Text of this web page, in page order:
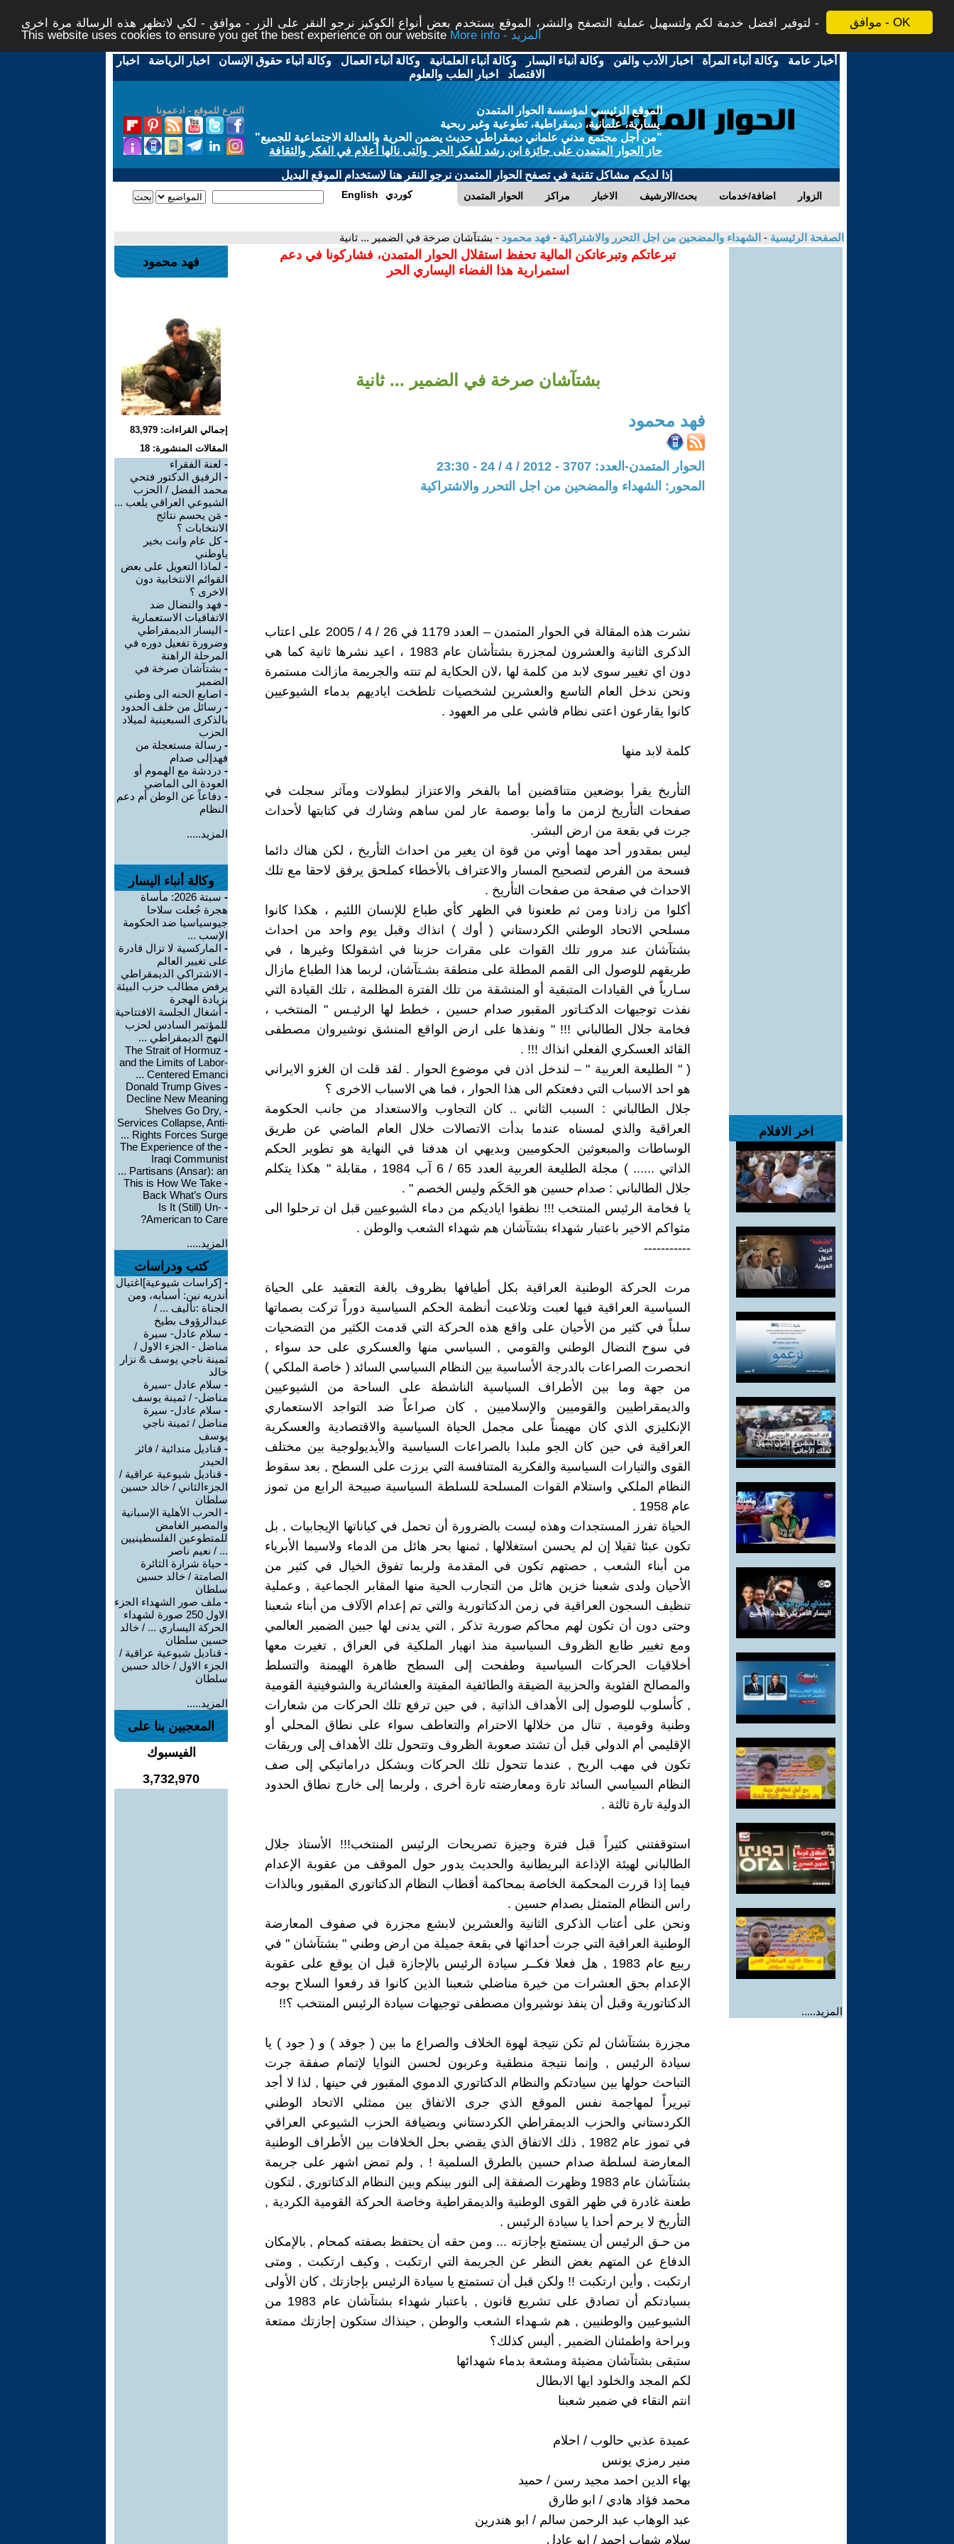
موافق - OK
لتوفير افضل خدمة لكم ولتسهيل عملية التصفح والنشر، الموقع يستخدم بعض أنواع الكوكيز نرجو النقر على الزر - موافق - لكي لاتظهر هذه الرسالة مرة اخرى -
This website uses cookies to ensure you get the best experience on our website
More info - المزيد
أخبار عامة -وكالة أنباء المرأة - اخبار الأدب والفن -وكالة أنباء اليسار -وكالة أنباء العلمانية -وكالة أنباء العمال -وكالة أنباء حقوق الإنسان - اخبار الرياضة - اخبار
الاقتصاد - اخبار الطب والعلوم
التبرع للموقع - ادعمونا
الموقع الرئيسي لمؤسسة الحوار المتمدن
يسارية، علمانية، ديمقراطية، تطوعية وغير ربحية
"من أجل مجتمع مدني علماني ديمقراطي حديث يضمن الحرية والعدالة الاجتماعية للجميع"
حاز الحوار المتمدن على جائزة ابن رشد للفكر الحر والتى نالها أعلام في الفكر والثقافة
إذا لديكم مشاكل تقنية في تصفح الحوار المتمدن نرجو النقر هنا لاستخدام الموقع البديل
الحوار المتمدن مراكز الاخبار بحث/الارشيف اضافة/خدمات الزوار English كوردي
الصفحة الرئيسية - الشهداء والمضحين من اجل التحرر والاشتراكية - فهد محمود - بشتآشان صرخة في الضمير ... ثانية
اخر الافلام
المزيد.....
تبرعاتكم وتبرعاتكن المالية تحفظ استقلال الحوار المتمدن، فشاركونا في دعم
استمرارية هذا الفضاء اليساري الحر
بشتآشان صرخة في الضمير ... ثانية
فهد محمود
الحوار المتمدن-العدد: 3707 - 2012 / 4 / 24 - 23:30
المحور: الشهداء والمضحين من اجل التحرر والاشتراكية
نشرت هذه المقالة في الحوار المتمدن – العدد 1179 في 26 / 4 / 2005 على اعتاب
الذكرى الثانية والعشرون لمجزرة بشتأشان عام 1983 ، اعيد نشرها ثانية كما هي
دون اي تغيير سوى لابد من كلمة لها ،لان الحكاية لم تنته والجريمة مازالت مستمرة
ونحن ندخل العام التاسع والعشرين لشخصيات تلطخت اياديهم بدماء الشيوعيين
كانوا يقارعون اعتى نظام فاشي على مر العهود .
كلمة لابد منها
التأريخ يقرأ بوضعين متناقضين أما بالفخر والاعتزاز لبطولات ومآثر سجلت في
صفحات التأريخ لزمن ما وأما بوصمة عار لمن ساهم وشارك في كتابتها لأحداث
جرت في بقعة من ارض البشر.
ليس بمقدور أحد مهما أوتي من قوة ان يغير من احداث التأريخ ، لكن هناك دائما
فسحة من الفرص لتصحيح المسار والاعتراف بالأخطاء كملحق يرفق لاحقا مع تلك
الاحداث في صفحة من صفحات التأريخ .
أكلوا من زادنا ومن ثم طعنونا في الظهر كأي طباع للإنسان اللئيم ، هكذا كانوا
مسلحي الاتحاد الوطني الكردستاني ( أوك ) انذاك وقبل يوم واحد من احداث
بشتآشان عند مرور تلك القوات على مقرات حزبنا في اشقولكا وغيرها ، في
طريقهم للوصول الى القمم المطلة على منطقة بشـتآشان، لربما هذا الطباع مازال
سـارياً في القيادات المتبقية أو المنشقة من تلك الفترة المظلمة ، تلك القيادة التي
نفذت توجيهات الدكتـاتور المقبور صدام حسين ، خطط لها الرئيـس " المنتخب ،
فخامة جلال الطالباني !!! " ونفذها على ارض الواقع المنشق نوشيروان مصطفى
القائد العسكري الفعلي انذاك !!! .
( " الطليعة العربية " – لندخل اذن في موضوع الحوار . لقد قلت ان الغزو الايراني
هو احد الاسباب التي دفعتكم الى هذا الحوار ، فما هي الاسباب الاخرى ؟
جلال الطالباني : السبب الثاني .. كان التجاوب والاستعداد من جانب الحكومة
العراقية والذي لمسناه عندما بدأت الاتصالات خلال العام الماضي عن طريق
الوساطات والمبعوثين الحكوميين وبديهي ان هدفنا في النهاية هو تطوير الحكم
الذاتي ...... ) مجلة الطليعة العربية العدد 65 / 6 آب 1984 ، مقابلة " هكذا يتكلم
جلال الطالباني : صدام حسين هو الحَكَم وليس الخصم " .
يا فخامة الرئيس المنتخب !!! نظفوا اياديكم من دماء الشيوعيين قبل ان ترحلوا الى
مثواكم الاخير باعتبار شهداء بشتآشان هم شهداء الشعب والوطن .
-----------
مرت الحركة الوطنية العراقية بكل أطيافها بظروف بالغة التعقيد على الحياة
السياسية العراقية فيها لعبت وتلاعبت أنظمة الحكم السياسية دوراً تركت بصماتها
سلباً في كثير من الأحيان على واقع هذه الحركة التي قدمت الكثير من التضحيات
في سوح النضال الوطني والقومي , السياسي منها والعسكري على حد سواء ,
انحصرت الصراعات بالدرجة الأساسية بين النظام السياسي السائد ( خاصة الملكي )
من جهة وما بين الأطراف السياسية الناشطة على الساحة من الشيوعيين
والديمقراطيين والقوميين والإسلاميين , كان صراعاً ضد التواجد الاستعماري
الإنكليزي الذي كان مهيمناً على مجمل الحياة السياسية والاقتصادية والعسكرية
العراقية في حين كان الجو ملبدا بالصراعات السياسية والأيديولوجية بين مختلف
القوى والتيارات السياسية والفكرية المتنافسة التي برزت على السطح , بعد سقوط
النظام الملكي واستلام القوات المسلحة للسلطة السياسية صبيحة الرابع من تموز
عام 1958 .
الحياة تفرز المستجدات وهذه ليست بالضرورة أن تحمل في كياناتها الإيجابيات , بل
تكون عبئا ثقيلا إن لم يحسن استغلالها , ثمنها بحر هائل من الدماء ولاسيما الأبرياء
من أبناء الشعب , حصتهم تكون في المقدمة ولربما تفوق الخيال في كثير من
الأحيان ولدى شعبنا خزين هائل من التجارب الحية منها المقابر الجماعية , وعملية
تنظيف السجون العراقية في زمن الدكتاتورية والتي تم إعدام الآلاف من أبناء شعبنا
وحتى دون أن تكون لهم محاكم صورية تذكر , التي يدنى لها جبين الضمير العالمي
ومع تغيير طابع الظروف السياسية منذ انهيار الملكية في العراق , تغيرت معها
أخلاقيات الحركات السياسية وطفحت إلى السطح ظاهرة الهيمنة والتسلط
والمصالح الفئوية والحزبية الضيقة والطائفية المقيتة والعشائرية والشوفينية القومية
, كأسلوب للوصول إلى الأهداف الذاتية , في حين ترفع تلك الحركات من شعارات
وطنية وقومية , تنال من خلالها الاحترام والتعاطف سواء على نطاق المحلي أو
الإقليمي أم الدولي قبل أن تشتد صعوبة الظروف وتتحول تلك الأهداف إلى وريقات
تكون في مهب الريح , عندما تتحول تلك الحركات وبشكل دراماتيكي إلى صف
النظام السياسي السائد تارة ومعارضته تارة أخرى , ولربما إلى خارج نطاق الحدود
الدولية تارة ثالثة .
استوقفتني كثيراً قبل فترة وجيزة تصريحات الرئيس المنتخب!!! الأستاذ جلال
الطالباني لهيئة الإذاعة البريطانية والحديث يدور حول الموقف من عقوبة الإعدام
فيما إذا قررت المحكمة الخاصة بمحاكمة أقطاب النظام الدكتاتوري المقبور وبالذات
راس النظام المتمثل بصدام حسين .
ونحن على أعتاب الذكرى الثانية والعشرين لابشع مجزرة في صفوف المعارضة
الوطنية العراقية التي جرت أحداثها في بقعة جميلة من ارض وطني " بشتآشان " في
ربيع عام 1983 , هل فعلا فكــر سيادة الرئيس بالإجازة قبل ان يوقع على عقوبة
الإعدام بحق العشرات من خيرة مناضلي شعبنا الذين كانوا قد رفعوا السلاح بوجه
الدكتاتورية وقبل أن ينفذ نوشيروان مصطفى توجيهات سيادة الرئيس المنتخب ؟!!
مجزرة بشتآشان لم تكن نتيجة لهوة الخلاف والصراع ما بين ( جوقد ) و ( جود ) يا
سيادة الرئيس , وإنما نتيجة منطقية وعربون لحسن النوايا لإتمام صفقة جرت
التباحث حولها بين سيادتكم والنظام الدكتاتوري الدموي المقبور في حينها , لذا لا أجد
تبريراً لمهاجمة نفس الموقع الذي جرى الاتفاق بين ممثلي الاتحاد الوطني
الكردستاني والحزب الديمقراطي الكردستاني وبضيافة الحزب الشيوعي العراقي
في تموز عام 1982 , ذلك الاتفاق الذي يقضي بحل الخلافات بين الأطراف الوطنية
المعارضة لسلطة صدام حسين بالطرق السلمية ! , ولم تمض اشهر على جريمة
بشتآشان عام 1983 وظهرت الصفقة إلى النور بينكم وبين النظام الدكتاتوري , لتكون
طعنة غادرة في ظهر القوى الوطنية والديمقراطية وخاصة الحركة القومية الكردية ,
التأريخ لا يرحم أحدا يا سيادة الرئيس .
من حـق الرئيس أن يستمتع بإجازته ... ومن حقه أن يحتفظ بصفته كمحام , بالإمكان
الدفاع عن المتهم بغض النظر عن الجريمة التي ارتكبت , وكيف ارتكبت , ومتى
ارتكبت , وأين ارتكبت !! ولكن قبل أن تستمتع يا سيادة الرئيس بإجازتك , كان الأولى
بسيادتكم أن تصادق على تشريع قانون , باعتبار شهداء بشتآشان عام 1983 من
الشيوعيين والوطنيين , هم شـهداء الشعب والوطن , حينذاك ستكون إجازتك ممتعة
وبراحة واطمئنان الضمير , أليس كذلك؟
ستبقى بشتآشان مضيئة ومشعة بدماء شهدائها
لكم المجد والخلود ايها الابطال
انتم النقاء في ضمير شعبنا
عميدة عذبي حالوب / احلام
منير رمزي يونس
بهاء الدين احمد مجيد رسن / حميد
محمد فؤاد هادي / ابو طارق
عبد الوهاب عبد الرحمن سالم / ابو هندرين
سلام شهاب احمد / ابو عادل
فهد محمود
إجمالي القراءات: 83,979
المقالات المنشورة: 18
- لعنة الفقراء
- الرفيق الدكتور فتحي
محمد الفضل / الحزب
الشيوعي العراقي يلعب ...
- مَن يحسم نتائج
الانتخابات ؟
-كل عام وانت بخير
ياوطني
- لماذا التعويل على بعض
القوائم الانتخابية دون
الاخرى ؟
- فهد والنضال ضد
الاتفاقيات الاستعمارية
- اليسار الديمقراطي
وضرورة تفعيل دوره في
المرحلة الراهنة
- بشتآشان صرخة في
الضمير
- اصابع الحنه الى وطني
- رسائل من خلف الحدود
بالذكرى السبعينية لميلاد
الحزب
- رسالة مستعجلة من
فهدإلى صدام
- دردشة مع الهموم أو
العودة الى الماضي
- دفاعاً عن الوطن أم دعم
النظام
المزيد.....
وكالة أنباء اليسار
-
سبتة 2026: مأساة
هجرة جُعلت سلاحا
جيوسياسيا ضد الحكومة
الإسب ...
- الماركسية لا تزال قادرة
على تغيير العالم
- الاشتراكي الديمقراطي
يرفض مطالب حزب البيئة
بزيادة الهجرة
- أشغال الجلسة الافتتاحية
للمؤتمر السادس لحزب
النهج الديمقراطي ...
-
The Strait of Hormuz
and the Limits of Labor-
Centered Emanci ...
-
Donald Trump Gives
Decline New Meaning
-
Shelves Go Dry,
Services Collapse, Anti-
Rights Forces Surge ...
-
The Experience of the
Iraqi Communist
Partisans (Ansar): an ...
-
This is How We Take
Back What’s Ours
-
Is It (Still) Un-
American to Care?
المزيد.....
كتب ودراسات
- [كراسات شيوعية]اغتيال
أندريه نين: أسبابه، ومن
الجناة :تأليف ... /
عبدالرؤوف بطيخ
- سلام عادل- سيرة
مناضل - الجزء الاول /
ثمينة ناجي يوسف & نزار
خالد
- سلام عادل -سیرة
مناضل- / ثمینة یوسف
- سلام عادل- سيرة
مناضل / ثمينة ناجي
يوسف
- قناديل مندائية / فائز
الحيدر
- قناديل شيوعية عراقية /
الجزءالثاني / خالد حسين
سلطان
- الحرب الأهلية الإسبانية
والمصير الغامض
للمتطوعين الفلسطينيين
... / نعيم ناصر
- حياة شرارة الثائرة
الصامتة / خالد حسين
سلطان
- ملف صور الشهداء الجزء
الاول 250 صورة لشهداء
الحركة اليساري ... / خالد
حسين سلطان
- قناديل شيوعية عراقية /
الجزء الاول / خالد حسين
سلطان
المزيد.....
المعجبين بنا على
الفيسبوك
3,732,970